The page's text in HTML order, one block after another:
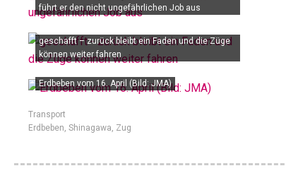
führt er den nicht ungefährlichen Job aus
geschafft – zurück bleibt ein Faden und die Züge
können weiter fahren
Erdbeben vom 16. April (Bild: JMA)
Transport
Erdbeben, Shinagawa, Zug